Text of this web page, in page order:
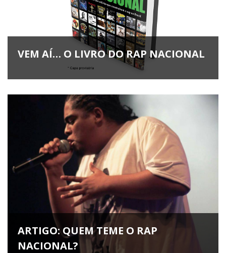
VEM AÍ… O LIVRO DO RAP NACIONAL
ARTIGO: QUEM TEME O RAP
NACIONAL?